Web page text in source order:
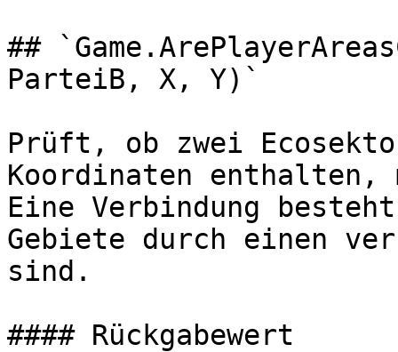
##
ParteiB, X, Y)`
Prüft, ob zwei
Koordinaten enthalten,
Eine Verbindung
Gebiete durch einen
sind.
#### Rückgabewert